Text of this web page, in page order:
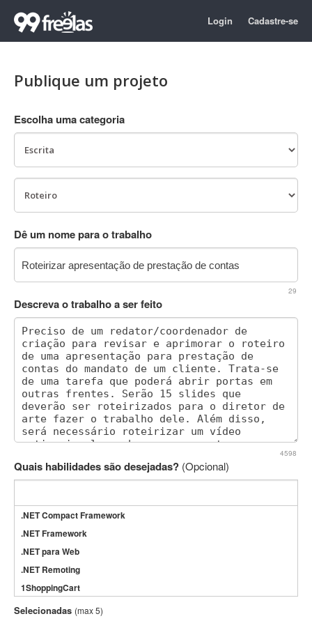
Login Cadastre-se
Publique um projeto
Escolha uma categoria
Dê um nome para o trabalho
29
Descreva o trabalho a ser feito
4598
Quais habilidades são desejadas? (Opcional)
.NET Compact Framework
.NET Framework
.NET para Web
.NET Remoting
1ShoppingCart
3DS Max
Selecionadas (max 5)